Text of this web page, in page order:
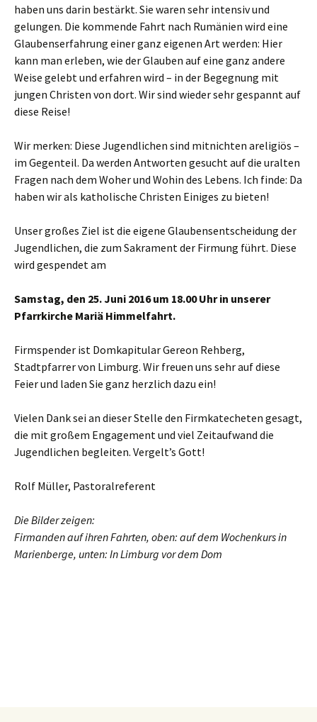
haben uns darin bestärkt. Sie waren sehr intensiv und
gelungen. Die kommende Fahrt nach Rumänien wird eine
Glaubenserfahrung einer ganz eigenen Art werden: Hier
kann man erleben, wie der Glauben auf eine ganz andere
Weise gelebt und erfahren wird – in der Begegnung mit
jungen Christen von dort. Wir sind wieder sehr gespannt auf
diese Reise!
Wir merken: Diese Jugendlichen sind mitnichten areligiös –
im Gegenteil. Da werden Antworten gesucht auf die uralten
Fragen nach dem Woher und Wohin des Lebens. Ich finde: Da
haben wir als katholische Christen Einiges zu bieten!
Unser großes Ziel ist die eigene Glaubensentscheidung der
Jugendlichen, die zum Sakrament der Firmung führt. Diese
wird gespendet am
Samstag, den 25. Juni 2016 um 18.00 Uhr in unserer
Pfarrkirche Mariä Himmelfahrt.
Firmspender ist Domkapitular Gereon Rehberg,
Stadtpfarrer von Limburg. Wir freuen uns sehr auf diese
Feier und laden Sie ganz herzlich dazu ein!
Vielen Dank sei an dieser Stelle den Firmkatecheten gesagt,
die mit großem Engagement und viel Zeitaufwand die
Jugendlichen begleiten. Vergelt’s Gott!
Rolf Müller, Pastoralreferent
Die Bilder zeigen:
Firmanden auf ihren Fahrten, oben: auf dem Wochenkurs in
Marienberge, unten: In Limburg vor dem Dom